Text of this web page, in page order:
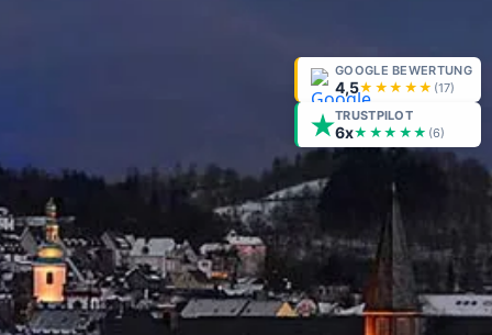
GOOGLE BEWERTUNG
4,5★★★★★ (17)
TRUSTPILOT
6x★★★★★ (6)